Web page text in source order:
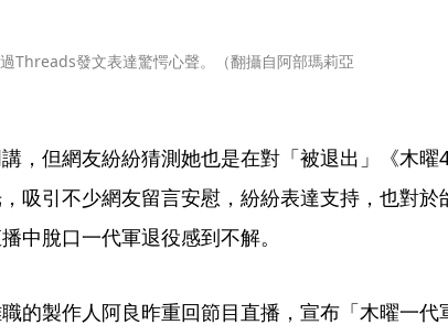
Threads發文表達驚愕心聲。（翻攝自阿部瑪莉亞
，但網友紛紛猜測她也是在對「被退出」《木曜4
吸引不少網友留言安慰，紛紛表達支持，也對於
中脫口一代軍退役感到不解。
的製作人阿良昨重回節目直播，宣布「木曜一代